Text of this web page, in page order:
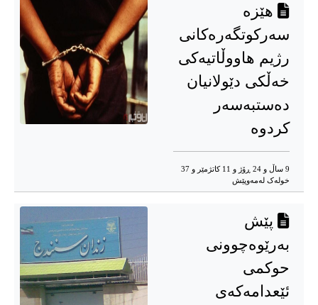
هێزە
سەرکوتگەرەکانی
رژیم هاووڵاتیەکی
خەڵکی دێولانیان
دەستبەسەر
کردوە
9 ساڵ و 24 ڕۆژ و 11 کاتژمێر و 37
خوله‌ک له‌مه‌وپێش‌
پێش
بەرێوەچوونی
حوکمی
ئێعدامەکەی